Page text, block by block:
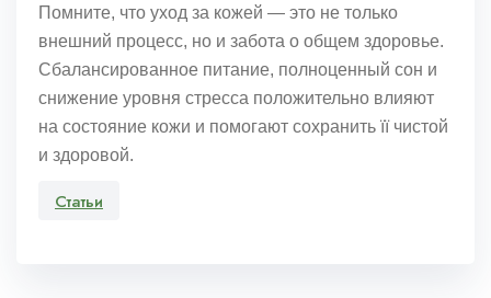
Помните, что уход за кожей — это не только
внешний процесс, но и забота о общем здоровье.
Сбалансированное питание, полноценный сон и
снижение уровня стресса положительно влияют
на состояние кожи и помогают сохранить її чистой
и здоровой.
Статьи